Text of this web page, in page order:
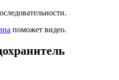
поможет видео.